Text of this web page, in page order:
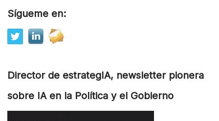
Sígueme en:
Director de estrategIA, newsletter pionera
sobre IA en la Política y el Gobierno